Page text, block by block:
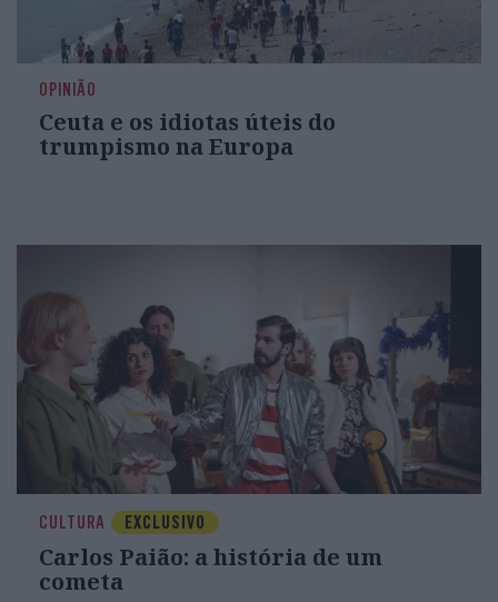
OPINIÃO
Ceuta e os idiotas úteis do
trumpismo na Europa
CULTURA EXCLUSIVO
Carlos Paião: a história de um
cometa